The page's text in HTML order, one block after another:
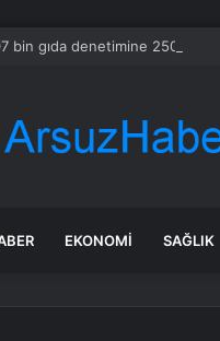
bin gıda denetimine 250
EKONOMI SAĞLIK